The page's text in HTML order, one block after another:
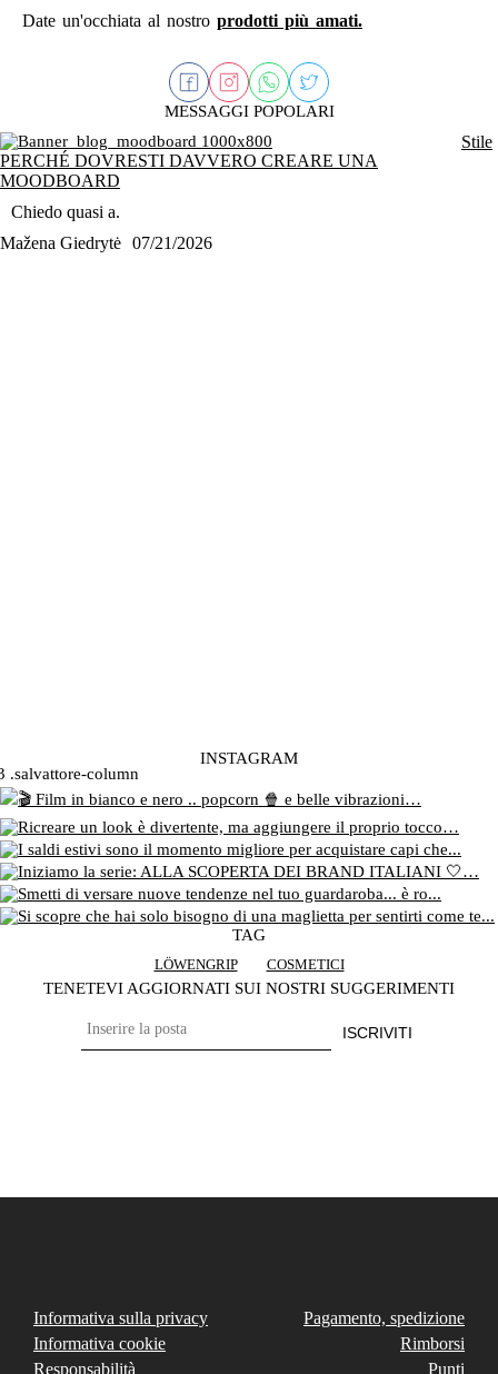
Date un'occhiata al nostro prodotti più amati.
MESSAGGI POPOLARI
PERCHÉ DOVRESTI DAVVERO CREARE UNA
MOODBOARD
Chiedo quasi a.
Mažena Giedrytė 07/21/2026
Stile
INSTAGRAM
TAG
LÖWENGRIP COSMETICI
TENETEVI AGGIORNATI SUI NOSTRI SUGGERIMENTI
Informativa sulla privacy
Informativa cookie
Responsabilità
Pagamento, spedizione
Rimborsi
Punti